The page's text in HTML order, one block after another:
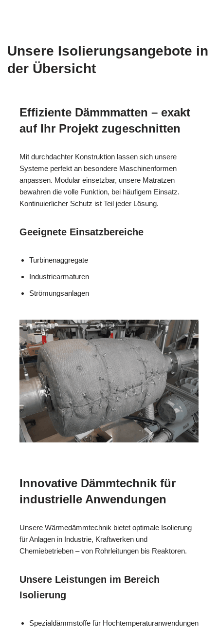
Unsere Isolierungsangebote in
der Übersicht
Effiziente Dämmmatten – exakt
auf Ihr Projekt zugeschnitten
Mit durchdachter Konstruktion lassen sich unsere
Systeme perfekt an besondere Maschinenformen
anpassen. Modular einsetzbar, unsere Matratzen
bewahren die volle Funktion, bei häufigem Einsatz.
Kontinuierlicher Schutz ist Teil jeder Lösung.
Geeignete Einsatzbereiche
Turbinenaggregate
Industriearmaturen
Strömungsanlagen
Innovative Dämmtechnik für
industrielle Anwendungen
Unsere Wärmedämmtechnik bietet optimale Isolierung
für Anlagen in Industrie, Kraftwerken und
Chemiebetrieben – von Rohrleitungen bis Reaktoren.
Unsere Leistungen im Bereich
Isolierung
Spezialdämmstoffe für Hochtemperaturanwendungen